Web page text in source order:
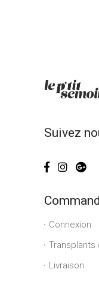
Suivez
Connexion
Transplants
Livraison